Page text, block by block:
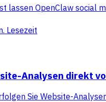
lassen OpenClaw social
Lesezeit
Analysen direkt
Sie Website-